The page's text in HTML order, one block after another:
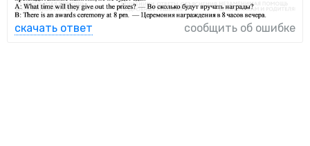
скачать ответ сообщить об ошибке